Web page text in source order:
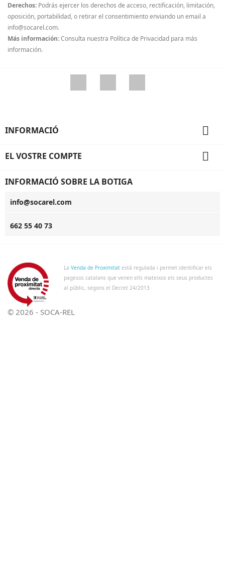
Derechos: Podrás ejercer los derechos de acceso, rectificación, limitación,
oposición, portabilidad, o retirar el consentimiento enviando un email a
info@socarel.com.
Más información:Consulta nuestra Política de Privacidad para más
información.
INFORMACIÓ 
EL VOSTRE COMPTE 
INFORMACIÓ SOBRE LA BOTIGA
info@socarel.com
662 55 40 73
La Venda de Proximitat està regulada i permet identificar els
pagesos catalans que venen ells mateixos els seus productes
al públic, segons el Decret 24/2013
© 2026 - SOCA-REL